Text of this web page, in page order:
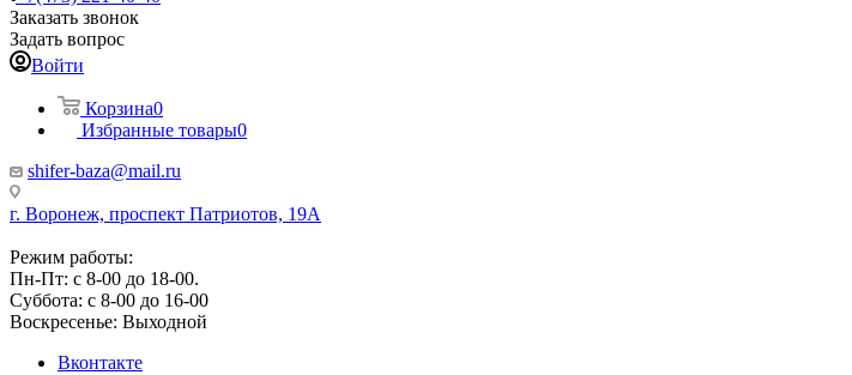
Заказать звонок
Задать вопрос
Войти
Корзина0
Избранные товары0
shifer-baza@mail.ru
г. Воронеж, проспект Патриотов, 19А
Режим работы:
Пн-Пт: с 8-00 до 18-00.
Суббота: с 8-00 до 16-00
Воскресенье: Выходной
Вконтакте